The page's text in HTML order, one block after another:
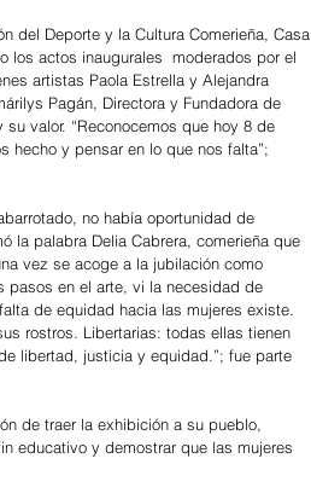
del Deporte y la Cultura Comerieña, Casa
los actos inaugurales  moderados por el
artistas Paola Estrella y Alejandra
Pagán, Directora y Fundadora de
valor. “Reconocemos que hoy 8 de
hecho y pensar en lo que nos falta”;
no había oportunidad de
la palabra Delia Cabrera, comerieña que
vez se acoge a la jubilación como
pasos en el arte, vi la necesidad de
de equidad hacia las mujeres existe.
rostros. Libertarias: todas ellas tienen
libertad, justicia y equidad.”; fue parte
de traer la exhibición a su pueblo,
educativo y demostrar que las mujeres